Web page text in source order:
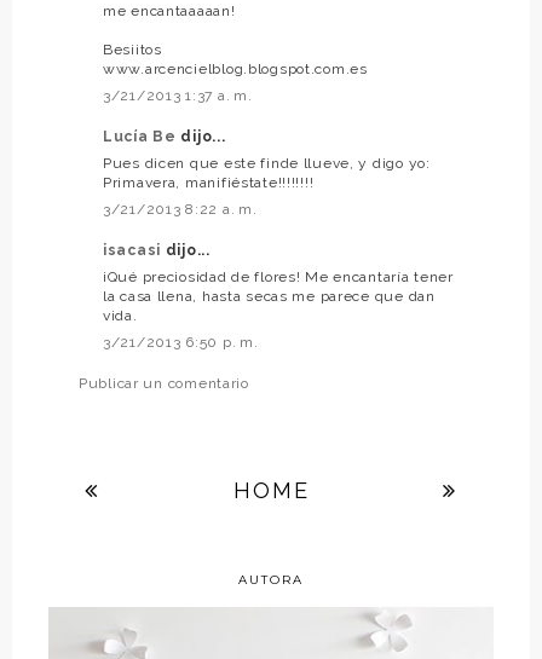
me encantaaaaan!
Besiitos
www.arcencielblog.blogspot.com.es
3/21/2013 1:37 a. m.
Lucía Be dijo...
Pues dicen que este finde llueve, y digo yo:
Primavera, manifiéstate!!!!!!!!
3/21/2013 8:22 a. m.
isacasi dijo...
¡Qué preciosidad de flores! Me encantaría tener
la casa llena, hasta secas me parece que dan
vida.
3/21/2013 6:50 p. m.
Publicar un comentario
HOME
AUTORA